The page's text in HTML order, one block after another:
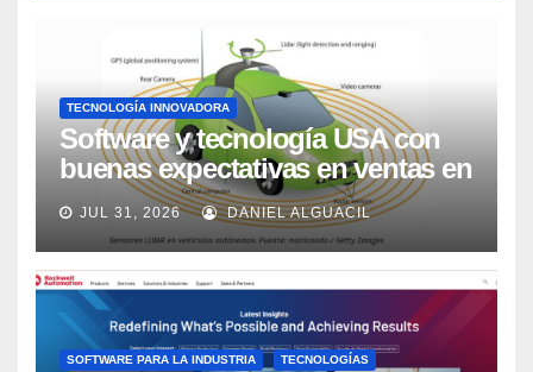
TECNOLOGÍA INNOVADORA
Software y tecnología USA con
buenas expectativas en ventas en
los próximos 2 años, según
Market Watch
JUL 31, 2026 DANIEL ALGUACIL
SOFTWARE PARA LA INDUSTRIA TECNOLOGÍAS